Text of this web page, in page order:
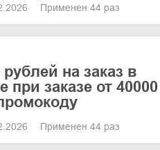
Применен 44 раз
на заказ в
при заказе от 40000
Применен 44 раз